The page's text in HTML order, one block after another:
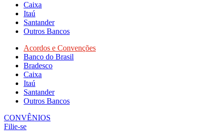
Caixa
Itaú
Santander
Outros Bancos
Acordos e Convenções
Banco do Brasil
Bradesco
Caixa
Itaú
Santander
Outros Bancos
CONVÊNIOS
Filie-se